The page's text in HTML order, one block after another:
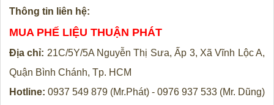
Thông tin liên hệ:
MUA PHẾ LIỆU THUẬN PHÁT
Địa chỉ: 21C/5Y/5A Nguyễn Thị Sưa, Ấp 3, Xã Vĩnh Lộc A,
Quận Bình Chánh, Tp. HCM
Hotline: 0937 549 879 (Mr.Phát) - 0976 937 533 (Mr. Dũng)